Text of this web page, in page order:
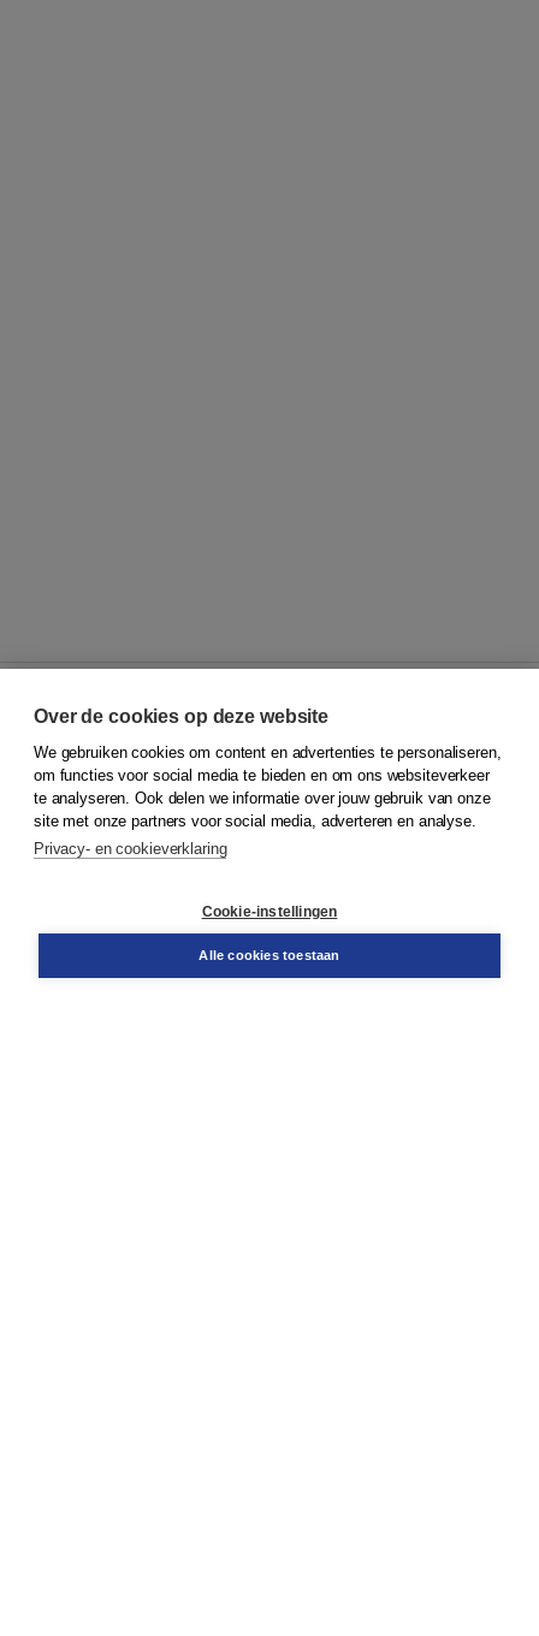
© 2026Koninklijke Boom uitgevers
Klantenservice
Service & informatie
Contact
Over de cookies op deze website
We gebruiken cookies om content en advertenties te personaliseren,
om functies voor social media te bieden en om ons websiteverkeer
te analyseren. Ook delen we informatie over jouw gebruik van onze
site met onze partners voor social media, adverteren en analyse.
Privacy- en cookieverklaring
Cookie-instellingen
Alle cookies toestaan